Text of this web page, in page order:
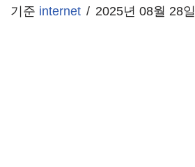
너
기준 internet 2025년 08월 28일